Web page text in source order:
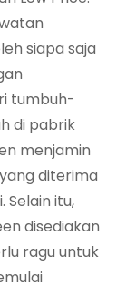
siapa saja
tumbuh-
di pabrik
menjamin
diterima
Selain itu,
disediakan
ragu untuk